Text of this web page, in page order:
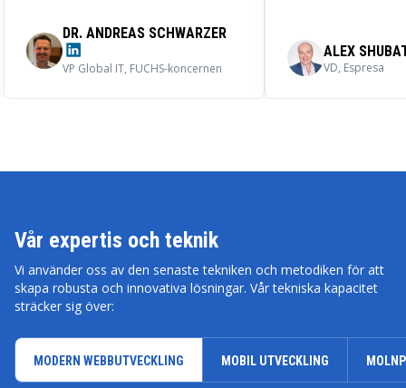
utvecklingsprojekt som också
levererar kontinuerligt samarbete
med leverantören på nya projekt.
DR. ANDREAS SCHWARZER
VP Global IT, FUCHS-koncernen
ALEX
VD, Espresa
Vår expertis och teknik
Vi använder oss av den senaste tekniken och metodiken för att
skapa robusta och innovativa lösningar. Vår tekniska kapacitet
sträcker sig över:
MODERN WEBBUTVECKLING MOBIL UTVECKLING